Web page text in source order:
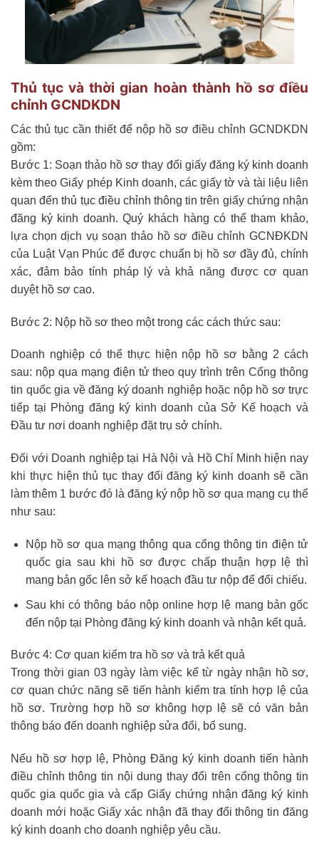
Thủ tục và thời gian hoàn thành hồ sơ điều
chỉnh GCNDKDN
Các thủ tục cần thiết để nộp hồ sơ điều chỉnh GCNDKDN
gồm:
Bước 1: Soạn thảo hồ sơ thay đổi giấy đăng ký kinh doanh
kèm theo Giấy phép Kinh doanh, các giấy tờ và tài liệu liên
quan đến thủ tục điều chỉnh thông tin trên giấy chứng nhận
đăng ký kinh doanh. Quý khách hàng có thể tham khảo,
lựa chọn dịch vụ soạn thảo hồ sơ điều chỉnh GCNĐKDN
của Luật Vạn Phúc để được chuẩn bị hồ sơ đầy đủ, chính
xác, đảm bảo tính pháp lý và khả năng được cơ quan
duyệt hồ sơ cao.
Bước 2: Nộp hồ sơ theo một trong các cách thức sau:
Doanh nghiệp có thể thực hiện nộp hồ sơ bằng 2 cách
sau: nộp qua mạng điện tử theo quy trình trên Cổng thông
tin quốc gia về đăng ký doanh nghiệp hoặc nộp hồ sơ trực
tiếp tại Phòng đăng ký kinh doanh của Sở Kế hoạch và
Đầu tư nơi doanh nghiệp đặt trụ sở chính.
Đối với Doanh nghiệp tại Hà Nội và Hồ Chí Minh hiện nay
khi thực hiện thủ tục thay đổi đăng ký kinh doanh sẽ cần
làm thêm 1 bước đó là đăng ký nộp hồ sơ qua mạng cụ thể
như sau:
Nộp hồ sơ qua mạng thông qua cổng thông tin điện tử
quốc gia sau khi hồ sơ được chấp thuận hợp lệ thì
mang bản gốc lên sở kế hoạch đầu tư nộp để đối chiếu.
Sau khi có thông báo nộp online hợp lệ mang bản gốc
đến nộp tại Phòng đăng ký kinh doanh và nhận kết quả.
Bước 4: Cơ quan kiểm tra hồ sơ và trả kết quả
Trong thời gian 03 ngày làm việc kể từ ngày nhận hồ sơ,
cơ quan chức năng sẽ tiến hành kiểm tra tính hợp lệ của
hồ sơ. Trường hợp hồ sơ không hợp lệ sẽ có văn bản
thông báo đến doanh nghiệp sửa đổi, bổ sung.
Nếu hồ sơ hợp lệ, Phòng Đăng ký kinh doanh tiến hành
điều chỉnh thông tin nội dung thay đổi trên cổng thông tin
quốc gia quốc gia và cấp Giấy chứng nhận đăng ký kinh
doanh mới hoặc Giấy xác nhận đã thay đổi thông tin đăng
ký kinh doanh cho doanh nghiệp yêu cầu.